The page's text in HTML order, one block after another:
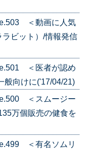
＜動画に人気
ビット）/情報発信
＜医者が認め
般向けに('17/04/21)
＜スムージー
万個販売の健食を
＜有名ソムリ